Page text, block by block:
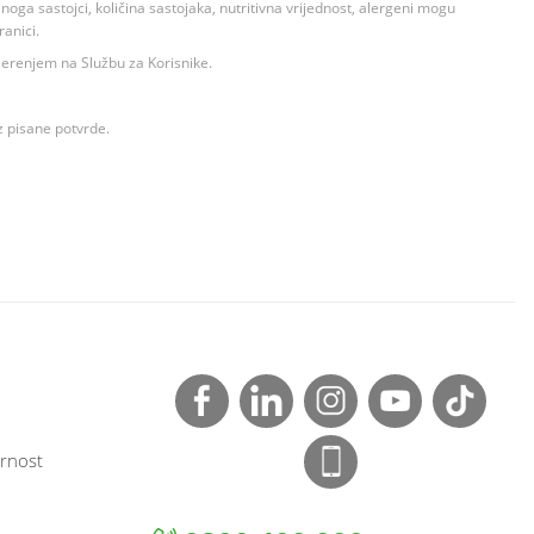
sastojci, količina sastojaka, nutritivna vrijednost, alergeni mogu
na Službu za Korisnike.
pisane potvrde.